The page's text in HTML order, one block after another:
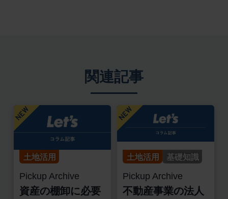
関連記事
土地活用
Pickup Archive
資産の棚卸に必要
土地活用 基礎知識
Pickup Archive
不動産事業の法人